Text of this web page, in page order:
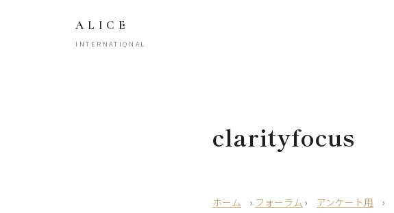
ALICE
INTERNATIONAL
clarityfocus
› フォーラム › アンケート用 ›